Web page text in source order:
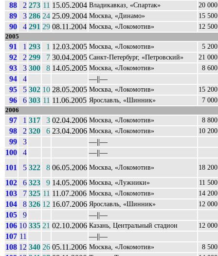
88 2 273 11 15.05.2004 Владикавказ, «Спартак» 20 000
89 3 286 24 25.09.2004 Москва, «Динамо» 15 500
90 4 291 29 08.11.2004 Москва, «Локомотив» 12 500
2005
91 1 293 1 12.03.2005 Москва, «Локомотив» 5 200
92 2 299 7 30.04.2005 Санкт-Петербург, «Петровский» 21 000
93 3 300 8 14.05.2005 Москва, «Локомотив» 8 600
94 4
––||––
95
5 302 10 28.05.2005 Москва, «Локомотив» 15 200
96 6 303 11 11.06.2005 Ярославль, «Шинник» 7 000
2006
97 1 317 3 02.04.2006 Москва, «Локомотив» 8 800
98 2 320 6 23.04.2006 Москва, «Локомотив» 10 200
99 3
––||––
100
4
––||––
101
5 322 8 06.05.2006 Москва, «Локомотив» 18 200
102 6 323 9 14.05.2006 Москва, «Лужники» 11 500
103 7 325 11 11.07.2006 Москва, «Локомотив» 14 200
104 8 326 12 16.07.2006 Ярославль, «Шинник» 12 000
105 9
––||––
106 10 335 21 02.10.2006 Казань, Центральный стадион 12 000
107 11
––||––
108 12 340 26 05.11.2006 Москва, «Локомотив» 8 500